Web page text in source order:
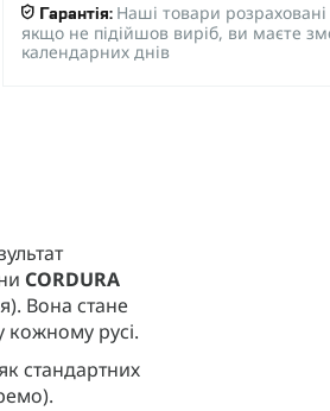
Гарантія: Наші товари
якщо не підійшов виріб, ви маєте
календарних днів
CORDURA
Вона стане
русі.
стандартних